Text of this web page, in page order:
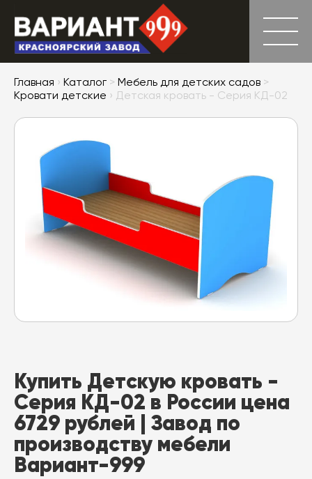
Главная › Каталог > Мебель для детских садов >
Кровати детские › Детская кровать - Серия КД-02
Купить Детскую кровать -
Серия КД-02 в России цена
6729 рублей | Завод по
производству мебели
Вариант-999